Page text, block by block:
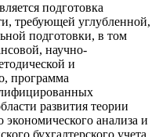
подготовка
требующей углубленной,
подготовки, в том
научно-
и
программа
развития теории
экономического анализа и
бухгалтерского учета